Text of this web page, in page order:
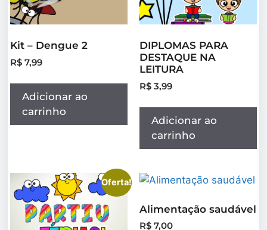
Kit – Dengue 2
R$ 7,99
Adicionar ao
carrinho
DIPLOMAS PARA
DESTAQUE NA
LEITURA
R$ 3,99
Adicionar ao
carrinho
Oferta!
Alimentação saudável
R$ 7,00